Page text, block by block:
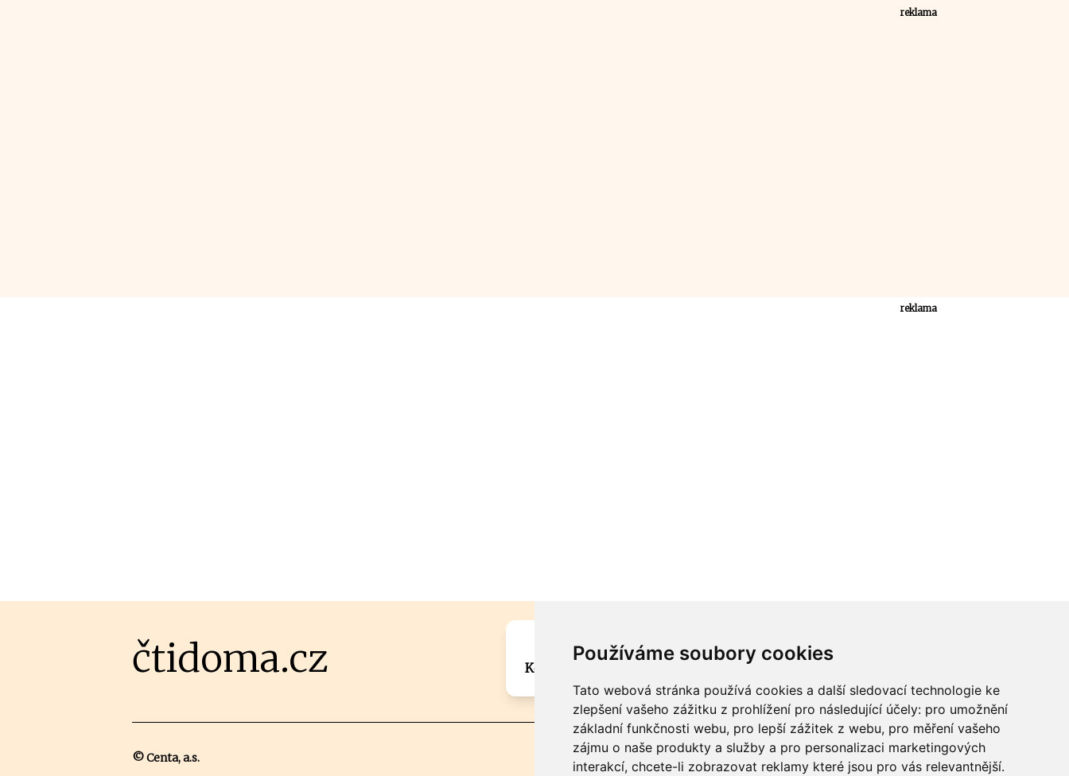
Používáme soubory cookies
Tato webová stránka používá cookies a další sledovací technologie ke
zlepšení vašeho zážitku z prohlížení pro následující účely: pro umožnění
základní funkčnosti webu, pro lepší zážitek z webu, pro měření vašeho
zájmu o naše produkty a služby a pro personalizaci marketingových
interakcí, chcete-li zobrazovat reklamy které jsou pro vás relevantnější.
reklama
reklama
čtidoma.cz
Máte zajímavou informaci? Chcete spolupracovat?
Kontaktujte šéfredaktora Martina Chalupu:
© Centa, a.s.